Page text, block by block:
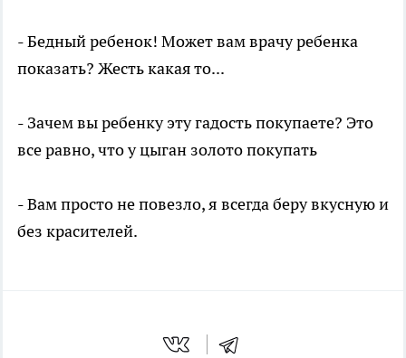
- Бедный ребенок! Может вам врачу ребенка
показать? Жесть какая то...
- Зачем вы ребенку эту гадость покупаете? Это
все равно, что у цыган золото покупать
- Вам просто не повезло, я всегда беру вкусную и
без красителей.